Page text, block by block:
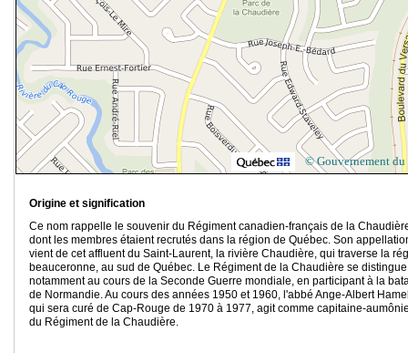
© Gouvernement du
Origine et signification
Ce nom rappelle le souvenir du Régiment canadien-français de la
dont les membres étaient recrutés dans la région de Québec. Son
vient de cet affluent du Saint-Laurent, la rivière Chaudière, qui traverse la
beauceronne, au sud de Québec. Le Régiment de la Chaudière se distingue
notamment au cours de la Seconde Guerre mondiale, en participant à la
de Normandie. Au cours des années 1950 et 1960, l'abbé Ange-Albert
qui sera curé de Cap-Rouge de 1970 à 1977, agit comme capitaine-
du Régiment de la Chaudière.